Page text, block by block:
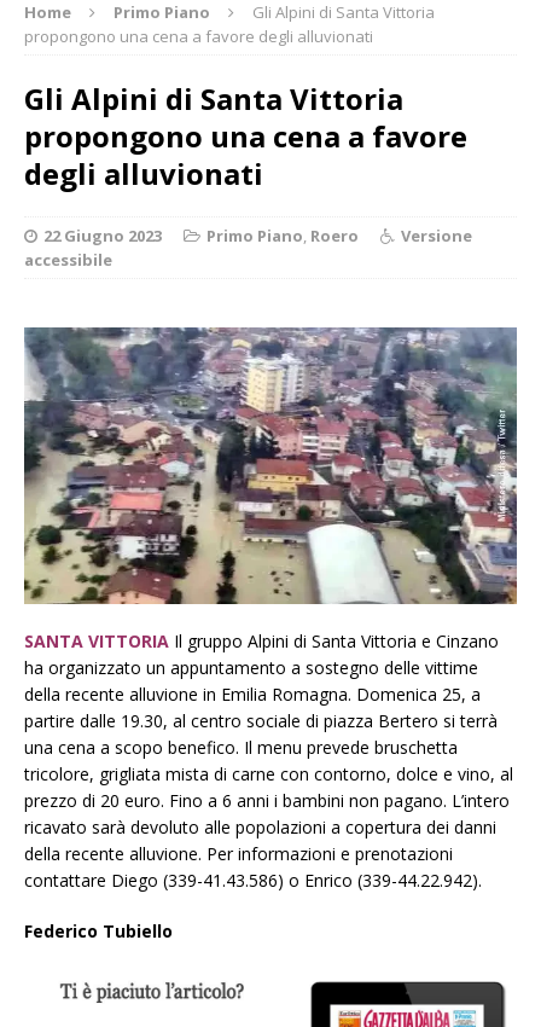
Home Primo Piano
Gli Alpini di Santa Vittoria
propongono una cena a favore degli alluvionati
Gli Alpini di Santa Vittoria
propongono una cena a favore
degli alluvionati
22 Giugno 2023 Primo Piano, Roero
Versione
accessibile
SANTA VITTORIA Il gruppo Alpini di Santa Vittoria e Cinzano
ha organizzato un appuntamento a sostegno delle vittime
della recente alluvione in Emilia Romagna. Domenica 25, a
partire dalle 19.30, al centro sociale di piazza Bertero si terrà
una cena a scopo benefico. Il menu prevede bruschetta
tricolore, grigliata mista di carne con contorno, dolce e vino, al
prezzo di 20 euro. Fino a 6 anni i bambini non pagano. L’intero
ricavato sarà devoluto alle popolazioni a copertura dei danni
della recente alluvione. Per informazioni e prenotazioni
contattare Diego (339-41.43.586) o Enrico (339-44.22.942).
Federico Tubiello